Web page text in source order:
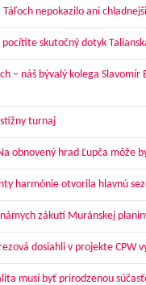
nepokazilo ani
skutočný dotyk
– náš bývalý kolega
turnaj
obnovený hrad Ľupča môže
harmónie otvorila hlavnú
zákutí Muránskej
dosiahli v projekte CPW
musí byť prirodzenou